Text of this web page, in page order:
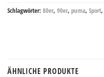
Schlagwörter: 80er, 90er, puma, Sport,
ÄHNLICHE PRODUKTE